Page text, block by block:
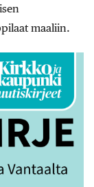
maaliin.